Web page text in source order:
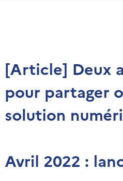
[Article] Deux
pour partager
solution
Avril 2022 :